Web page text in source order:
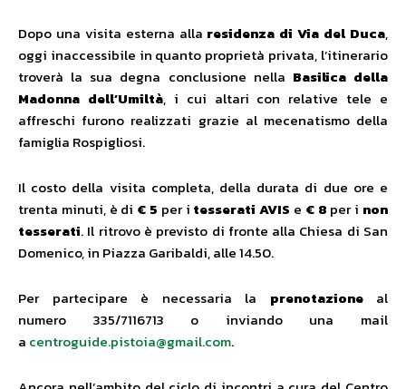
Dopo una visita esterna alla residenza di Via del Duca,
oggi inaccessibile in quanto proprietà privata, l’itinerario
troverà la sua degna conclusione nella Basilica della
Madonna dell’Umiltà, i cui altari con relative tele e
affreschi furono realizzati grazie al mecenatismo della
famiglia Rospigliosi.
Il costo della visita completa, della durata di due ore e
trenta minuti, è di € 5 per i tesserati AVIS e € 8 per i non
tesserati. Il ritrovo è previsto di fronte alla Chiesa di San
Domenico, in Piazza Garibaldi, alle 14.50.
Per partecipare è necessaria la prenotazioneal
numero 335/7116713 o inviando una mail
a centroguide.pistoia@gmail.com.